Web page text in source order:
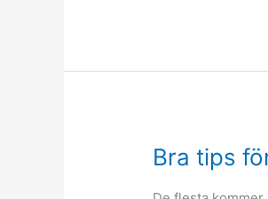
Bra tips